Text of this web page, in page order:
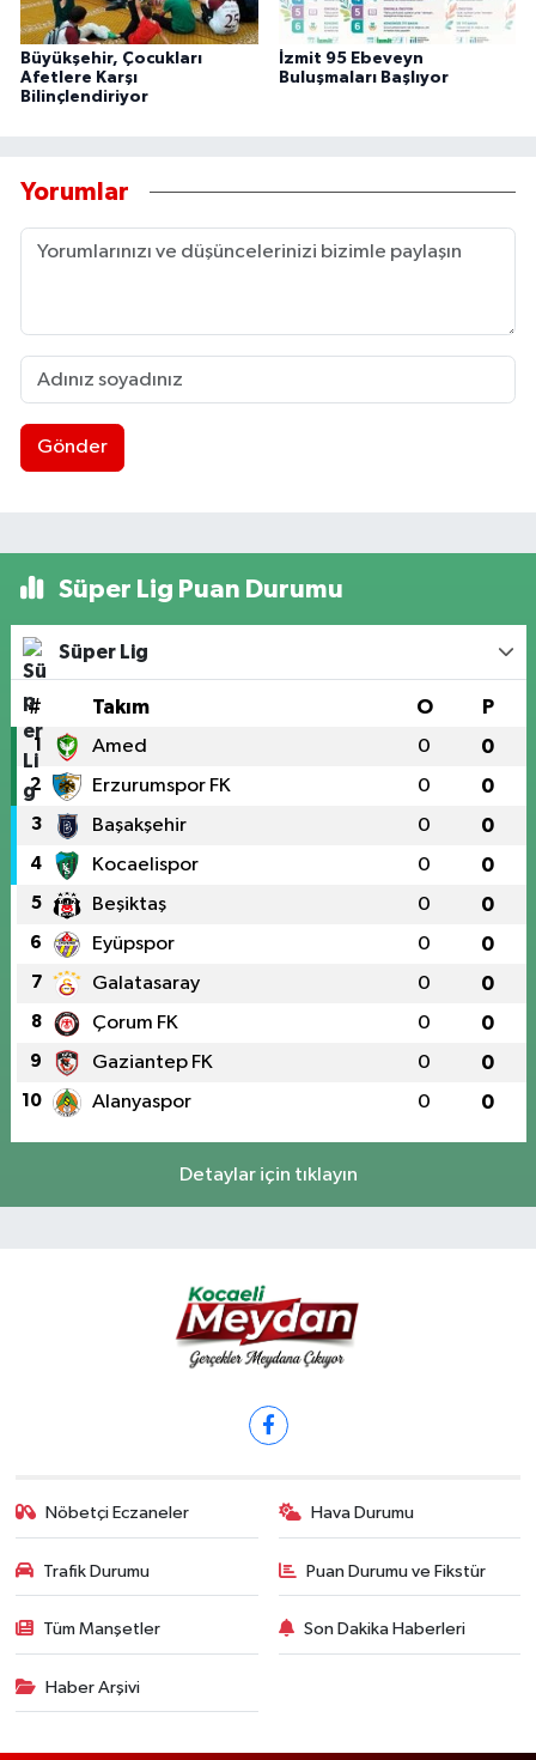
Büyükşehir, Çocukları
Afetlere Karşı
Bilinçlendiriyor
İzmit 95 Ebeveyn
Buluşmaları Başlıyor
Yorumlar
Gönder
Süper Lig Puan Durumu
Süper Lig
# Takım O P
1 Amed 0 0
2 Erzurumspor FK 0 0
3 Başakşehir 0 0
4 Kocaelispor 0 0
5 Beşiktaş 0 0
6 Eyüpspor 0 0
7 Galatasaray 0 0
8 Çorum FK 0 0
9 Gaziantep FK 0 0
10 Alanyaspor 0 0
Detaylar için tıklayın
Nöbetçi Eczaneler Hava Durumu
Trafik Durumu Puan Durumu ve Fikstür
Tüm Manşetler Son Dakika Haberleri
Haber Arşivi